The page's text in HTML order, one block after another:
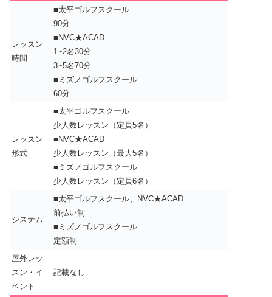
レッスン
時間
■太平ゴルフスクール
90分
■NVC★ACAD
1~2名30分
3~5名70分
■ミズノゴルフスクール
60分
レッスン
形式
■太平ゴルフスクール
少人数レッスン（定員5名）
■NVC★ACAD
少人数レッスン（最大5名）
■ミズノゴルフスクール
少人数レッスン（定員6名）
システム
■太平ゴルフスクール、NVC★ACAD
前払い制
■ミズノゴルフスクール
定額制
屋外レッ
スン・イ
ベント
記載なし